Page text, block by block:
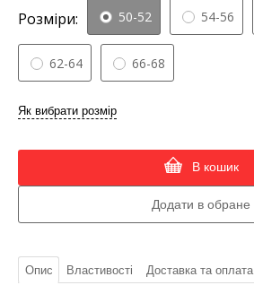
Розміри: 50-52 54-56
62-64 66-68
Як вибрати розмір
В кошик
Опис Властивості Доставка та оплата